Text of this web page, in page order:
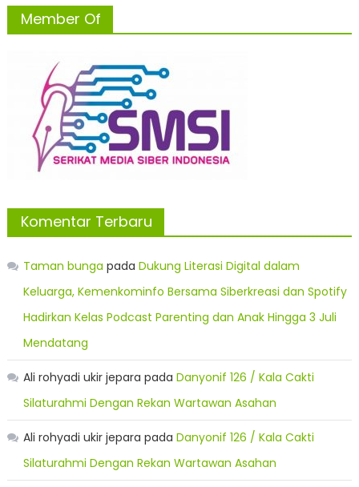
Member Of
Komentar Terbaru
Taman bunga pada Dukung Literasi Digital dalam
Keluarga, Kemenkominfo Bersama Siberkreasi dan Spotify
Hadirkan Kelas Podcast Parenting dan Anak Hingga 3 Juli
Mendatang
Ali rohyadi ukir jepara pada Danyonif 126 / Kala Cakti
Silaturahmi Dengan Rekan Wartawan Asahan
Ali rohyadi ukir jepara pada Danyonif 126 / Kala Cakti
Silaturahmi Dengan Rekan Wartawan Asahan